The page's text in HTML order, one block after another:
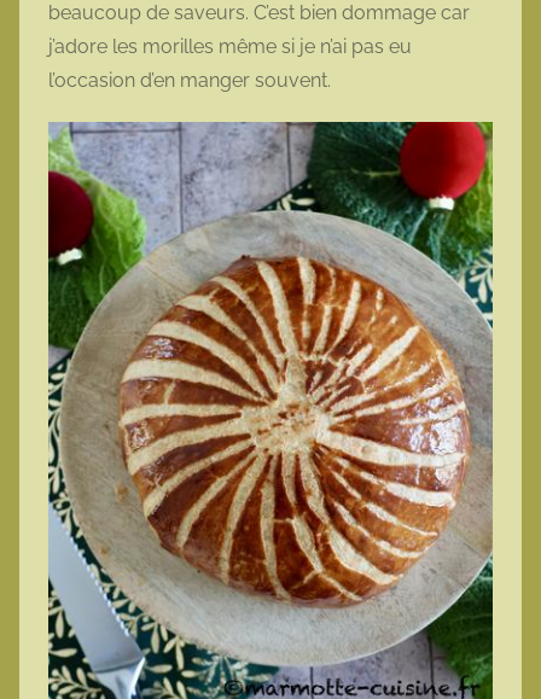
beaucoup de saveurs. C’est bien dommage car
j’adore les morilles même si je n’ai pas eu
l’occasion d’en manger souvent.